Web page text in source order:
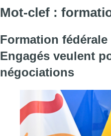
Mot-clef :
Formation fédérale
Engagés veulent
négociations